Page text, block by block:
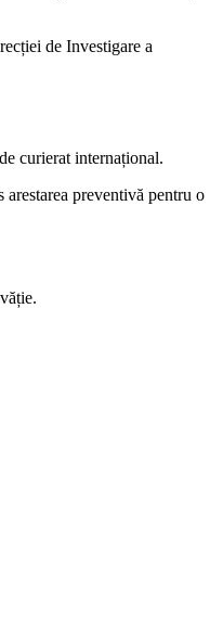
de Investigare a
curierat internațional.
preventivă pentru o